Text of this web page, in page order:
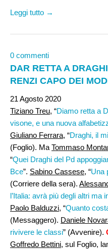
Leggi tutto →
0 commenti
DAR RETTA A
RENZI CAPO DEI
21 Agosto 2020
Tiziano Treu, “Diamo retta a
visone, e una nuova
Giuliano Ferrara, “Draghi, il
(Foglio). Ma Tommaso
“Quei Draghi del Pd
Bce”. Sabino Cassese, “Una
(Corriere della sera).
l’Italia: avrà più degli altri ma
Paolo Balduzzi, “Quanto
(Messaggero). Daniele
rivivere le classi” (Avvenire).
Goffredo Bettini, sul Foglio,